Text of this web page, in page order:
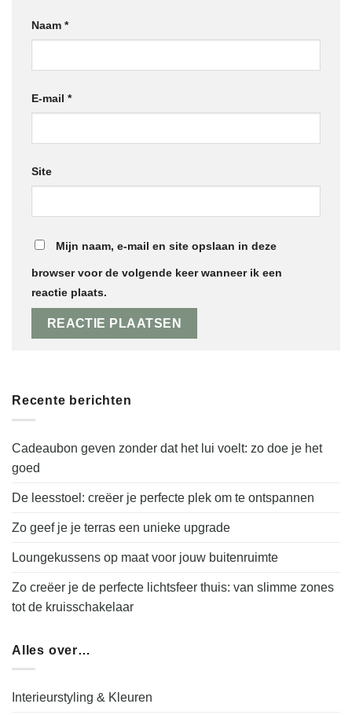
Naam *
E-mail *
Site
Mijn naam, e-mail en site opslaan in deze
browser voor de volgende keer wanneer ik een
reactie plaats.
Recente berichten
Cadeaubon geven zonder dat het lui voelt: zo doe je het
goed
De leesstoel: creëer je perfecte plek om te ontspannen
Zo geef je je terras een unieke upgrade
Loungekussens op maat voor jouw buitenruimte
Zo creëer je de perfecte lichtsfeer thuis: van slimme zones
tot de kruisschakelaar
Alles over…
Interieurstyling & Kleuren